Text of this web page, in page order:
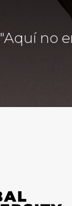
"Aquí no